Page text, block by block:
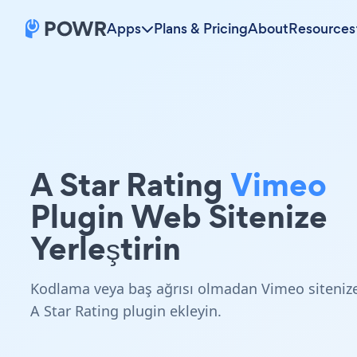
Apps Plans & PricingAboutResources
A Star Rating Vimeo
Plugin Web Sitenize
Yerleştirin
Kodlama veya baş ağrısı olmadan Vimeo
A Star Rating plugin ekleyin.